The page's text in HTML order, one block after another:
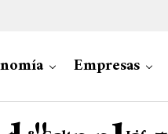
Empresas